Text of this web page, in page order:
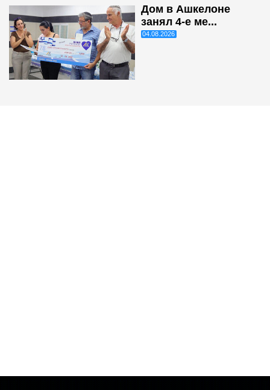
Дом в Ашкелоне
занял 4-е ме...
04.08.2026